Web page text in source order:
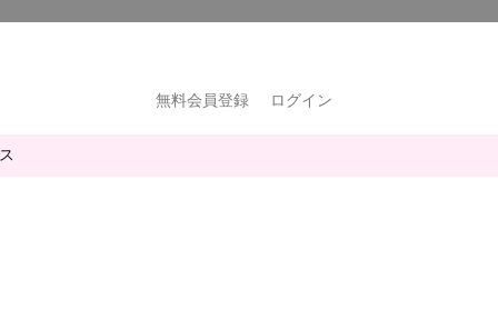
無料会員登録 ログイン